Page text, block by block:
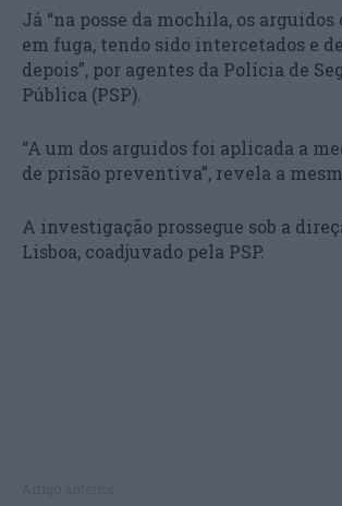
Já “na posse da mochila, os
em fuga, tendo sido intercetados e
depois”, por agentes da Polícia de
Pública (PSP).
“A um dos arguidos foi aplicada a
de prisão preventiva”, revela a
A investigação prossegue sob a
Lisboa, coadjuvado pela PSP.